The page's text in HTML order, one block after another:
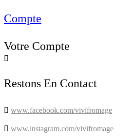
Compte
Votre Compte

Restons En Contact
 www.facebook.com/vivifromage
 www.instagram.com/vivifromage